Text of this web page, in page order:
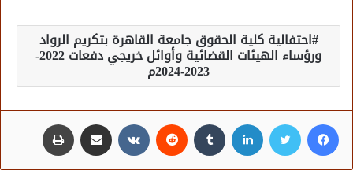
احتفالية كلية الحقوق جامعة القاهرة بتكريم الرواد
ورؤساء الهيئات القضائية وأوائل خريجي دفعات 2022-
2023-2024م
فيسبوك تويتر لينكدإن مشاركة عبر البريد